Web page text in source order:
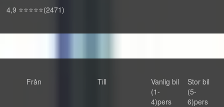
4,9 ⭐⭐⭐⭐⭐(2471)
Från Till
Vanlig bil
(1-
4)pers
Stor bil
(5-
6)pers